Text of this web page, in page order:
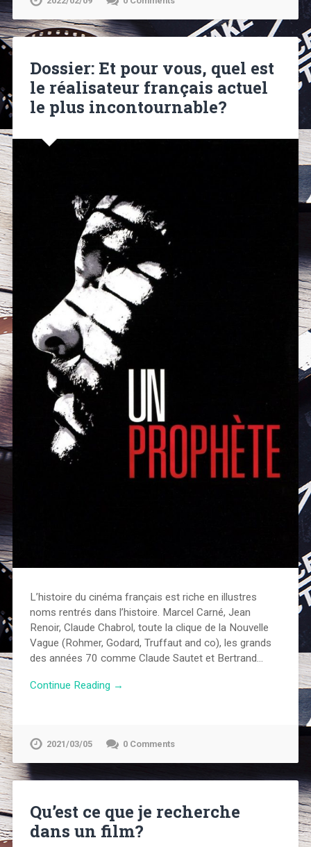
Dossier: Et pour vous, quel est
le réalisateur français actuel
le plus incontournable?
L’histoire du cinéma français est riche en illustres
noms rentrés dans l’histoire. Marcel Carné, Jean
Renoir, Claude Chabrol, toute la clique de la Nouvelle
Vague (Rohmer, Godard, Truffaut and co), les grands
des années 70 comme Claude Sautet et Bertrand…
Continue Reading →
2021/03/05 0 Comments
Qu’est ce que je recherche
dans un film?